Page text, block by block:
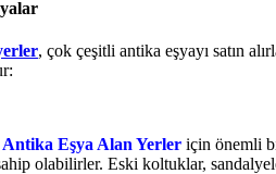
, çok çeşitli antika eşyayı satın
Eşya Alan Yerler için önemli
olabilirler. Eski koltuklar,